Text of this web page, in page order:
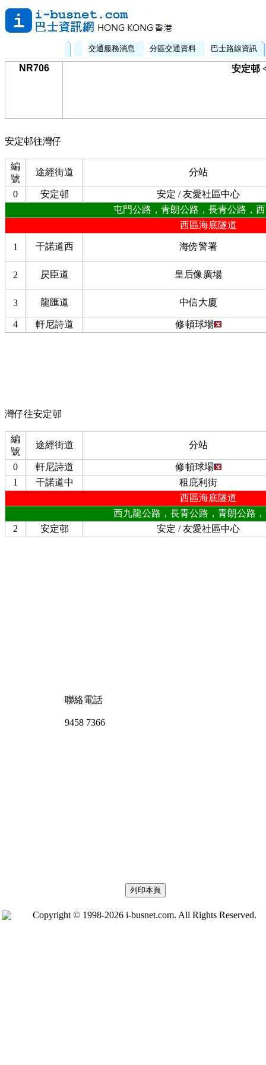
交通服務消息 分區交通資料 巴士路線資訊
NR706 安定邨
安定邨往灣仔
編
號
途經街道 分站
0 安定邨
安定 / 友愛社區中心
屯門公路，青朗公路，長青公路，
西區海底隧道
1 干諾道西 海傍警署
2 昃臣道 皇后像廣場
3 龍匯道 中信大廈
4 軒尼詩道 修頓球場
灣仔往安定邨
編
號
途經街道 分站
0 軒尼詩道
修頓球場
1
干諾道中
租庇利街
西區海底隧道
西九龍公路，長青公路，青朗公路
2
安定邨 安定 / 友愛社區中心
聯絡電話
9458 7366
Copyright © 1998-2026 i-busnet.com. All Rights Reserved.